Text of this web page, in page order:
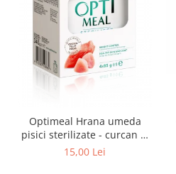
Optimeal Hrana umeda
pisici sterilizate - curcan si
pui in sos, set 3+1,
15,00 Lei